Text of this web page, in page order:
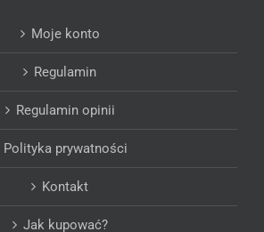
Moje konto
Regulamin
Regulamin opinii
Polityka prywatności
Kontakt
Jak kupować?